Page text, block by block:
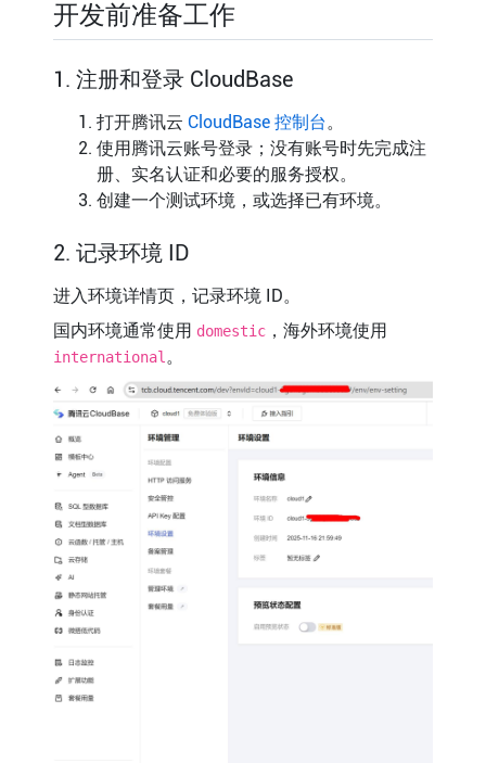
开发前准备工作
1. 注册和登录 CloudBase
打开腾讯云 CloudBase 控制台。
使用腾讯云账号登录；没有账号时先完成注
册、实名认证和必要的服务授权。
创建一个测试环境，或选择已有环境。
2. 记录环境 ID
进入环境详情页，记录环境 ID。
国内环境通常使用 domestic，海外环境使用
international 。